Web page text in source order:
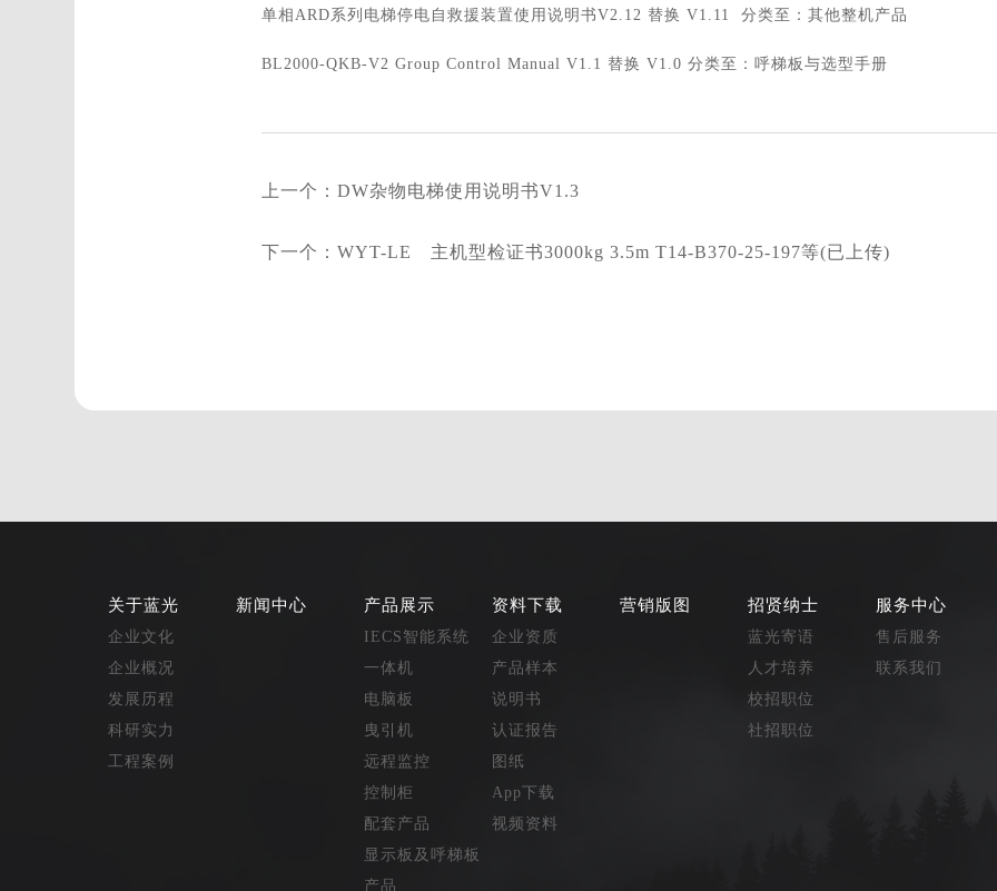
单相ARD系列电梯停电自救援装置使用说明书V2.12 替换 V1.11 分类至：其他整机产品
BL2000-QKB-V2 Group Control Manual V1.1 替换 V1.0 分类至：呼梯板与选型手册
上一个：DW杂物电梯使用说明书V1.3
下一个：WYT-LE 主机型检证书3000kg 3.5m T14-B370-25-197等(已上传)
关于蓝光
企业文化
企业概况
发展历程
科研实力
工程案例
新闻中心 产品展示
IECS智能系统
一体机
电脑板
曳引机
远程监控
控制柜
配套产品
显示板及呼梯板
产品
资料下载
企业资质
产品样本
说明书
认证报告
图纸
App下载
视频资料
营销版图 招贤纳士
蓝光寄语
人才培养
校招职位
社招职位
服务中心
售后服务
联系我们